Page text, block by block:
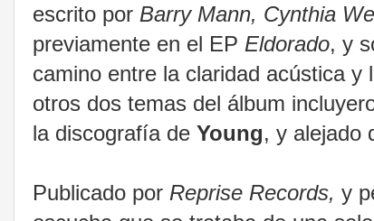
escrito por Barry Mann, Cynthia
previamente en el EP Eldorado, y
camino entre la claridad acústica
otros dos temas del álbum
la discografía de Young, y alejado
Publicado por Reprise Records, y